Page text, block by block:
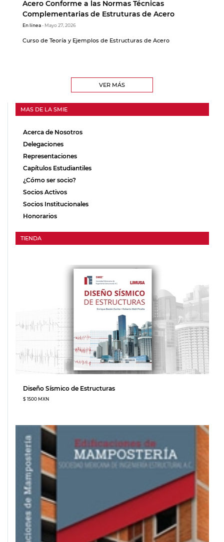
Acero Conforme a las Normas Técnicas
Complementarias de Estruturas de Acero
En línea- Mayo 27, 2026
Curso de Teoría y Ejemplos de Estructuras de Acero
VER MÁS
MAS DE LA SMIE
Acerca de Nosotros
Delegaciones
Representaciones
Capítulos Estudiantiles
¿Cómo ser socio?
Socios Activos
Socios Institucionales
Honorarios
TIENDA
Diseño Sísmico de Estructuras
$ 1500 MXN